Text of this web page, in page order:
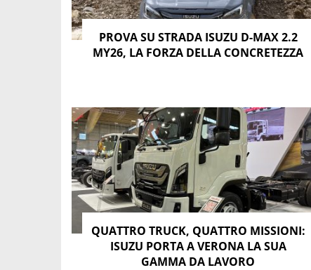
PROVA SU STRADA ISUZU D-MAX 2.2
MY26, LA FORZA DELLA CONCRETEZZA
QUATTRO TRUCK, QUATTRO MISSIONI:
ISUZU PORTA A VERONA LA SUA
GAMMA DA LAVORO